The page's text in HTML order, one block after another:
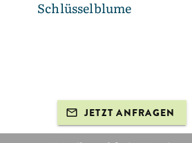
Schlüsselblume
JETZT ANFRAGEN